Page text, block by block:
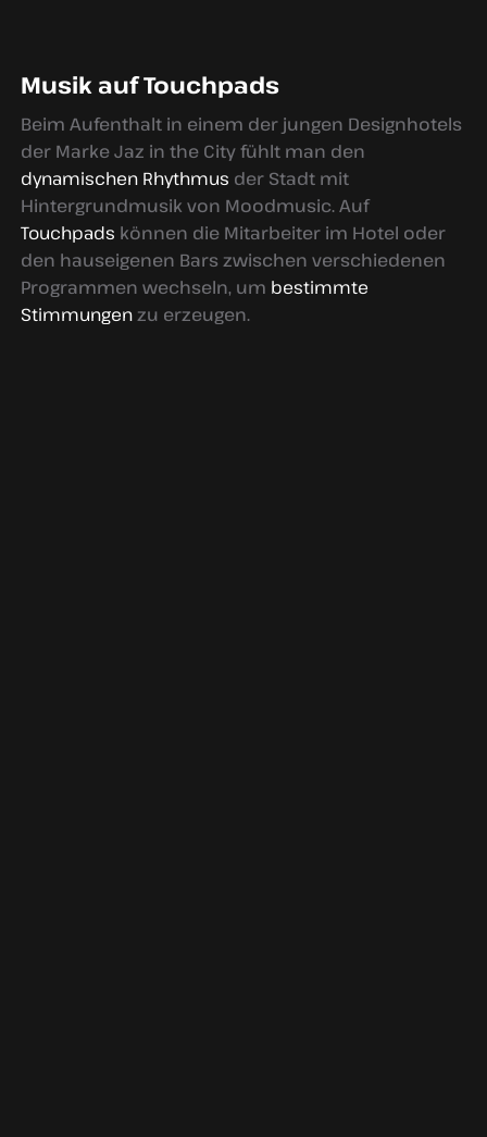
Musik auf Touchpads
Beim Aufenthalt in einem der jungen Designhotels
der Marke Jaz in the City fühlt man den
dynamischen Rhythmus der Stadt mit
Hintergrundmusik von Moodmusic. Auf
Touchpads können die Mitarbeiter im Hotel oder
den hauseigenen Bars zwischen verschiedenen
Programmen wechseln, um bestimmte
Stimmungenzu erzeugen.